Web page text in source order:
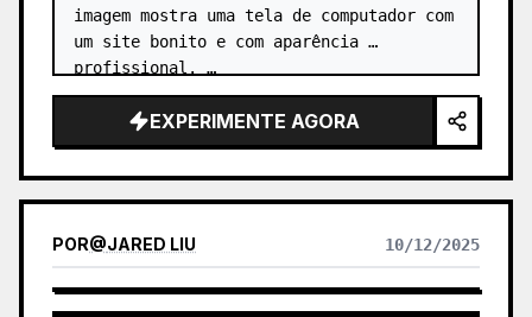
imagem mostra uma tela de computador com
um site bonito e com aparência
profissional. …
EXPERIMENTE AGORA
POR@JARED LIU 10/12/2025